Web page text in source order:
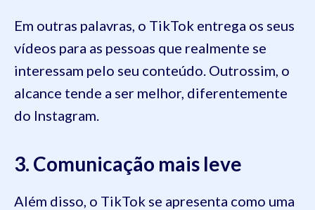
Em outras palavras, o TikTok entrega os seus
vídeos para as pessoas que realmente se
interessam pelo seu conteúdo. Outrossim, o
alcance tende a ser melhor, diferentemente
do Instagram.
3. Comunicação mais leve
Além disso, o TikTok se apresenta como uma